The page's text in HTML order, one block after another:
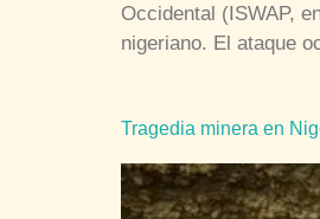
Occidental (ISWAP,
nigeriano. El ataque
Tragedia minera en